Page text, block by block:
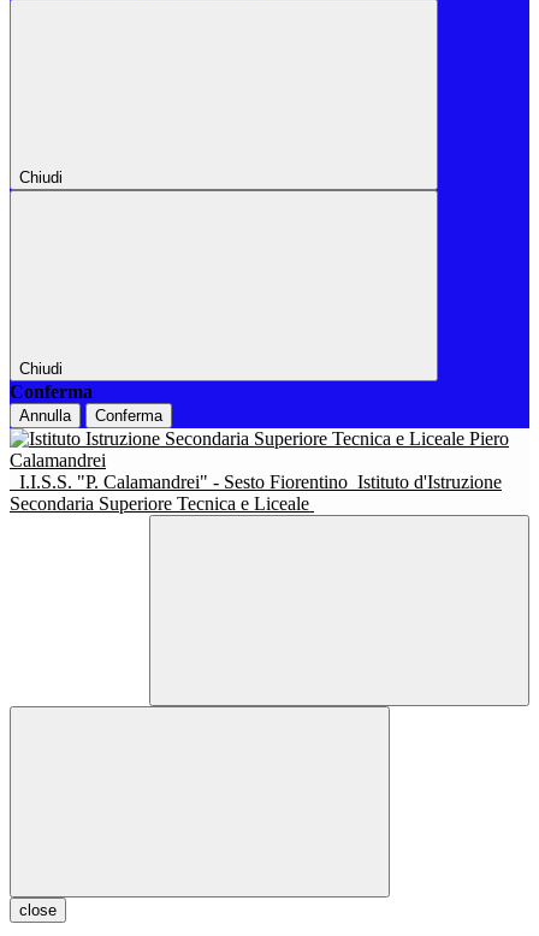
Chiudi
Chiudi
Conferma
Annulla Conferma
I.I.S.S. "P. Calamandrei" - Sesto Fiorentino Istituto d'Istruzione
Secondaria Superiore Tecnica e Liceale
close